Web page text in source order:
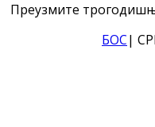
Преузмите
БОС|